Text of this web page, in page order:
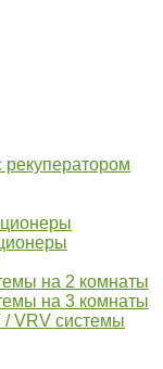
рекуператором
на 2 комнаты
на 3 комнаты
/ VRV системы